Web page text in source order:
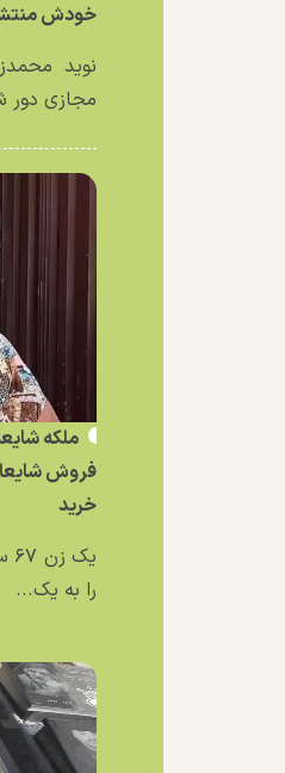
خودش
نوید
مجازی دور
فروش
خرید
را به یک...